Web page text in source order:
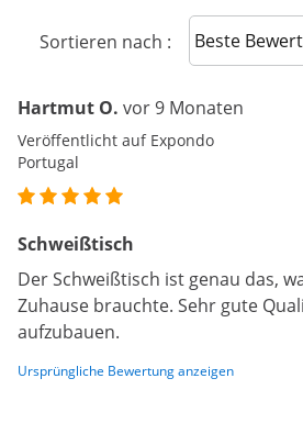
Sortieren nach : Sort
Hartmut O. vor 9 Monaten
Veröffentlicht auf Expondo
Portugal
Schweißtisch
Der Schweißtisch ist genau das,
Zuhause brauchte. Sehr gute
aufzubauen.
Ursprüngliche Bewertung anzeigen